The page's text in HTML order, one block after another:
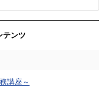
テンツ
講座～